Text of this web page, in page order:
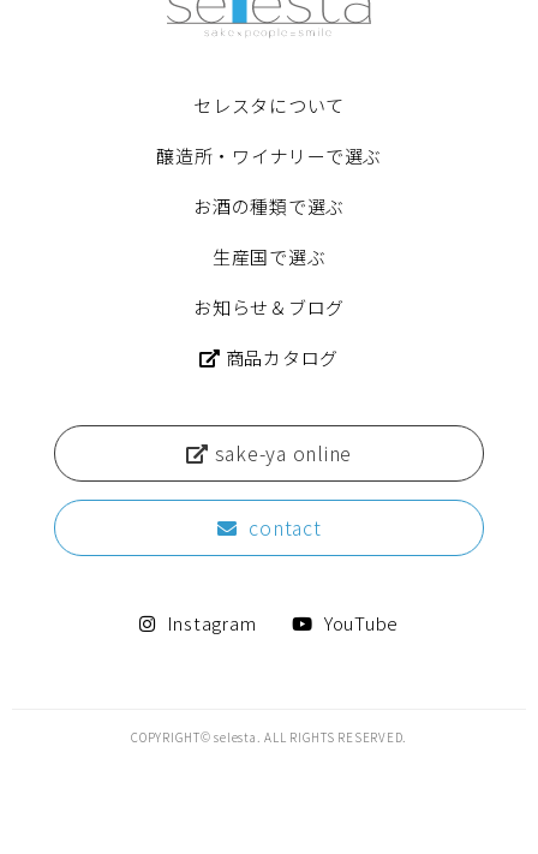
セレスタについて
醸造所・ワイナリーで選ぶ
お酒の種類で選ぶ
生産国で選ぶ
お知らせ＆ブログ
商品カタログ
sake-ya online
contact
Instagram YouTube
COPYRIGHT© selesta. ALL RIGHTS RESERVED.